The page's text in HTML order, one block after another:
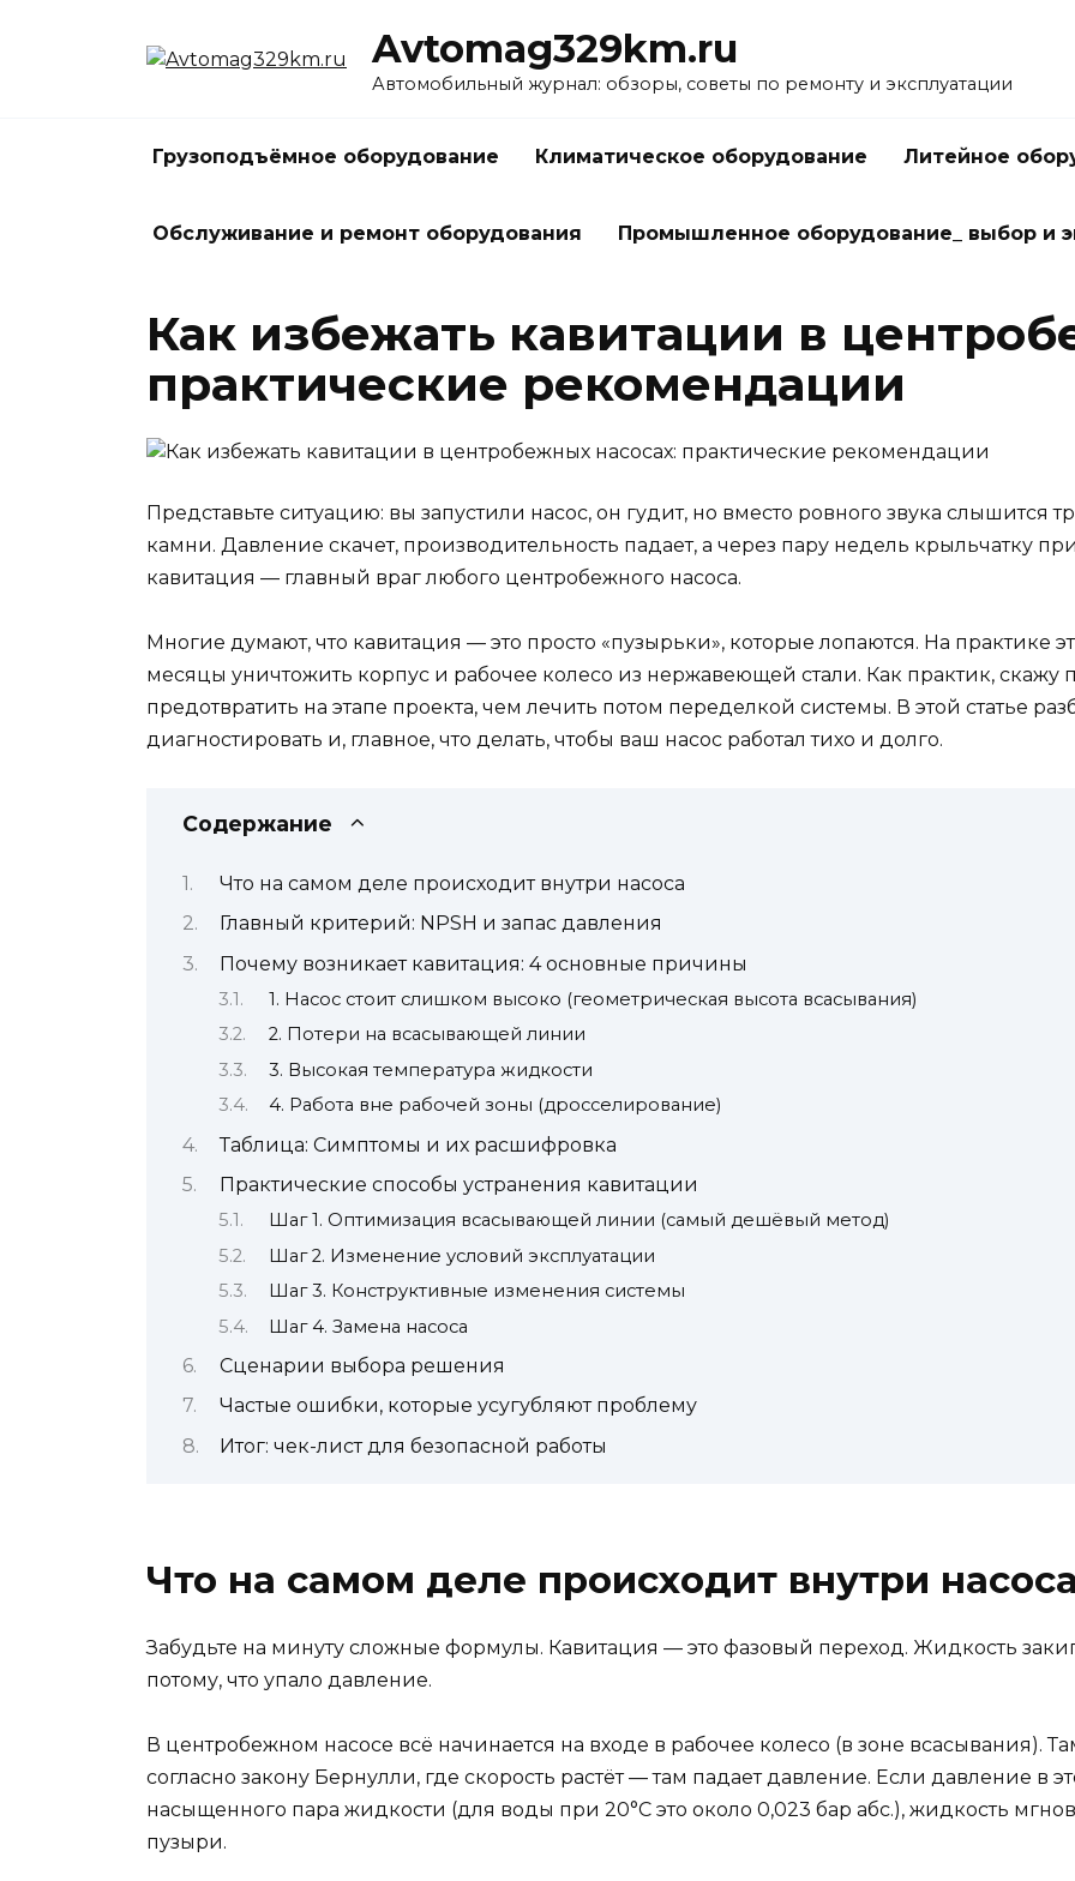
Avtomag329km.ru
Автомобильный журнал: обзоры, советы по ремонту и эксплуатации
Грузоподъёмное оборудование Климатическое оборудование Литейное
Обслуживание и ремонт оборудования Промышленное оборудование_ выбор и
Как избежать кавитации в
практические рекомендации
Представьте ситуацию: вы запустили насос, он гудит, но вместо ровного звука слышится
камни. Давление скачет, производительность падает, а через пару недель крыльчатку
кавитация — главный враг любого центробежного насоса.
Многие думают, что кавитация — это просто «пузырьки», которые лопаются. На практике
месяцы уничтожить корпус и рабочее колесо из нержавеющей стали. Как практик, скажу
предотвратить на этапе проекта, чем лечить потом переделкой системы. В этой статье
диагностировать и, главное, что делать, чтобы ваш насос работал тихо и долго.
Содержание
Что на самом деле происходит внутри насоса
Главный критерий: NPSH и запас давления
Почему возникает кавитация: 4 основные причины
1. Насос стоит слишком высоко (геометрическая высота всасывания)
2. Потери на всасывающей линии
3. Высокая температура жидкости
4. Работа вне рабочей зоны (дросселирование)
Таблица: Симптомы и их расшифровка
Практические способы устранения кавитации
Шаг 1. Оптимизация всасывающей линии (самый дешёвый метод)
Шаг 2. Изменение условий эксплуатации
Шаг 3. Конструктивные изменения системы
Шаг 4. Замена насоса
Сценарии выбора решения
Частые ошибки, которые усугубляют проблему
Итог: чек-лист для безопасной работы
Что на самом деле происходит внутри
Забудьте на минуту сложные формулы. Кавитация — это фазовый переход. Жидкость
потому, что упало давление.
В центробежном насосе всё начинается на входе в рабочее колесо (в зоне всасывания).
согласно закону Бернулли, где скорость растёт — там падает давление. Если давление в
насыщенного пара жидкости (для воды при 20°C это около 0,023 бар абс.), жидкость
пузыри.